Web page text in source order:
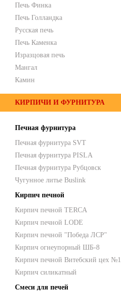
Печь Финка
Печь Голландка
Русская печь
Печь Каменка
Изразцовая печь
Мангал
Камин
КИРПИЧИ И ФУРНИТУРА
Печная фурнитура
Печная фурнитура SVT
Печная фурнитура PISLA
Печная фурнитура Рубцовск
Чугунное литье Buslink
Кирпич печной
Кирпич печной TERCA
Кирпич печной LODE
Кирпич печной "Победа ЛСР"
Кирпич огнеупорный ШБ-8
Кирпич печной Витебский цех №1
Кирпич силикатный
Смеси для печей